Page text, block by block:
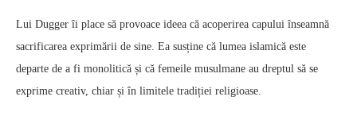
Lui Dugger îi place să provoace ideea că acoperirea capului înseamnă
sacrificarea exprimării de sine. Ea susține că lumea islamică este
departe de a fi monolitică și că femeile musulmane au dreptul să se
exprime creativ, chiar și în limitele tradiției religioase.